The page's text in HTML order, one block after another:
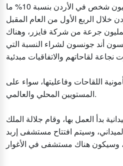
وقال إن كوفاكس سيغطي مليون شخص في الأردن بنسبة 10% ما
خلال الربع الأول من العام المقبل
جرعة من شركة فايزر، وهناك
أند جونسون لشراء النسبة التي
اللقاحات وفاعليتها، سواء على
المستويين المحلي والعالمي.
بدأ العمل بها، وقام جلالة الملك
وسيتم افتتاح مستشفى إربد